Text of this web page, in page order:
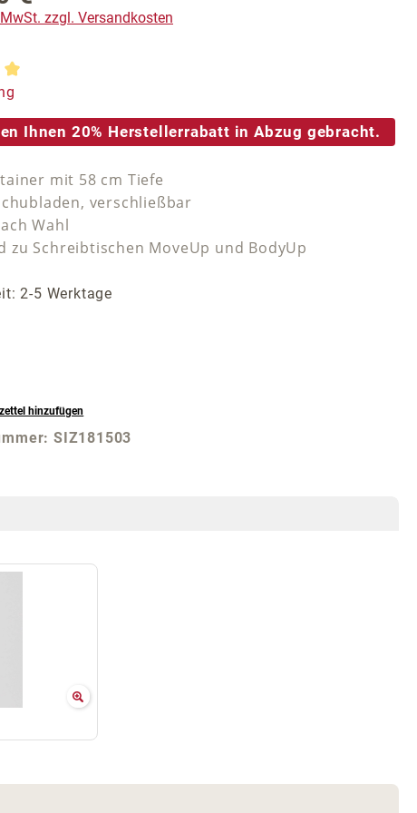
zzgl. Versandkosten
Bewertung von 5 von 5 Sternen
Ihnen 20% Herstellerrabatt in Abzug gebracht.
mit 58 cm Tiefe
verschließbar
Wahl
zu Schreibtischen MoveUp und BodyUp
2-5 Werktage
hinzufügen
SIZ181503